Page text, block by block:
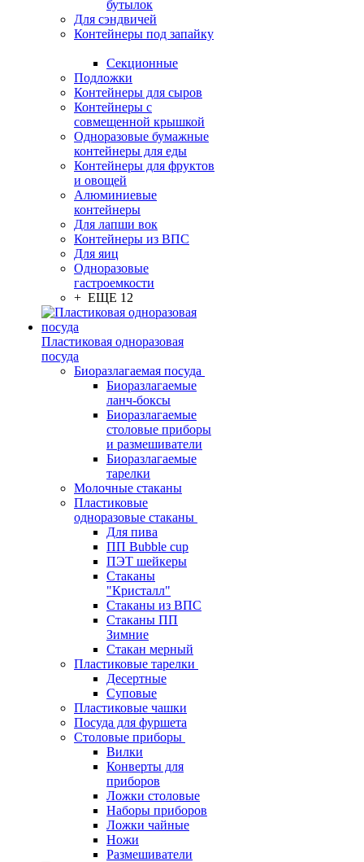
бутылок
Для сэндвичей
Контейнеры под запайку
Секционные
Подложки
Контейнеры для сыров
Контейнеры с
совмещенной крышкой
Одноразовые бумажные
контейнеры для еды
Контейнеры для фруктов
и овощей
Алюминиевые
контейнеры
Для лапши вок
Контейнеры из ВПС
Для яиц
Одноразовые
гастроемкости
+ ЕЩЕ 12
Пластиковая одноразовая
посуда
Биоразлагаемая посуда
Биоразлагаемые
ланч-боксы
Биоразлагаемые
столовые приборы
и размешиватели
Биоразлагаемые
тарелки
Молочные стаканы
Пластиковые
одноразовые стаканы
Для пива
ПП Bubble cup
ПЭТ шейкеры
Стаканы
"Кристалл"
Стаканы из ВПС
Стаканы ПП
Зимние
Стакан мерный
Пластиковые тарелки
Десертные
Суповые
Пластиковые чашки
Посуда для фуршета
Столовые приборы
Вилки
Конверты для
приборов
Ложки столовые
Наборы приборов
Ложки чайные
Ножи
Размешиватели